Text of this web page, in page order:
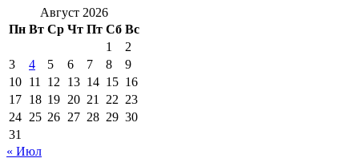
Август 2026
Пн Вт Ср Чт Пт Сб Вс
1
2
3
4 5 6 7 8
9
10 11 12 13 14 15 16
17 18 19 20 21 22 23
24 25 26 27 28 29 30
31
« Июл